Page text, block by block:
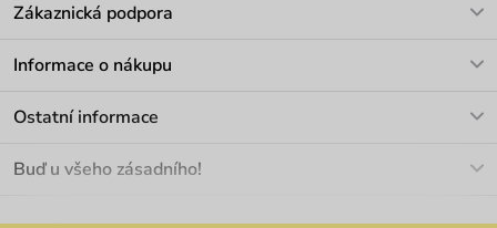
Zákaznická podpora
Informace o nákupu
Materiály a údržba
Ostatní informace
Velkoobchod
Buď u všeho zásadního!